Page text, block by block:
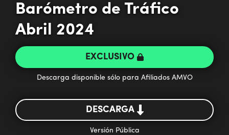
Barómetro de Tráfico
Abril 2024
EXCLUSIVO
Descarga disponible sólo para Afiliados AMVO
DESCARGA
Versión Pública